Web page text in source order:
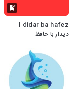
didar ba hafez |
دیدار با حافظ